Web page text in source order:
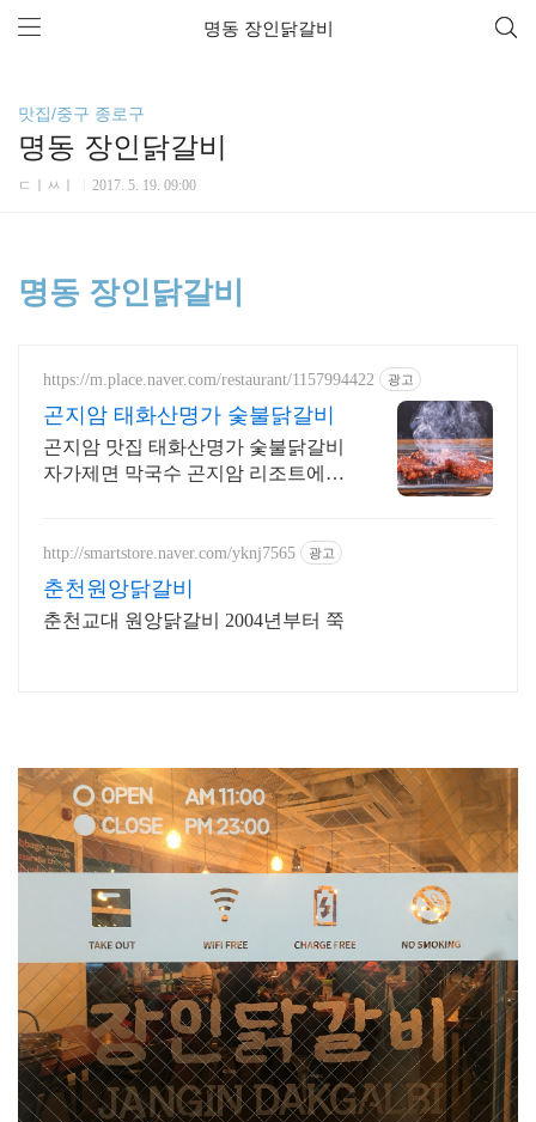
명동 장인닭갈비
맛집/중구 종로구
명동 장인닭갈비
ㄷㅣㅆㅣ 2017. 5. 19. 09:00
명동 장인닭갈비
https://m.place.naver.com/restaurant/1157994422 광고
곤지암 태화산명가 숯불닭갈비
곤지암 맛집 태화산명가 숯불닭갈비
자가제면 막국수 곤지암 리조트에서
http://smartstore.naver.com/yknj7565 광고
춘천원앙닭갈비
춘천교대 원앙닭갈비 2004년부터 쭉